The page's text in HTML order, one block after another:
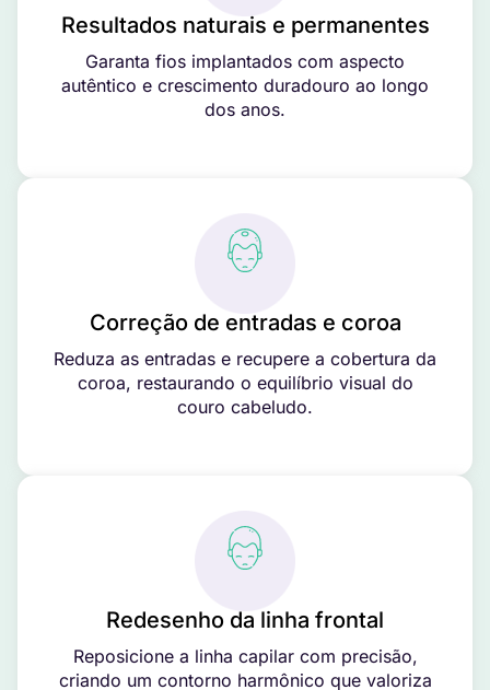
Resultados naturais e permanentes
Garanta fios implantados com aspecto
autêntico e crescimento duradouro ao longo
dos anos.
Correção de entradas e coroa
Reduza as entradas e recupere a cobertura da
coroa, restaurando o equilíbrio visual do
couro cabeludo.
Redesenho da linha frontal
Reposicione a linha capilar com precisão,
criando um contorno harmônico que valoriza